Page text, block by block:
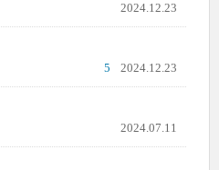
2024.12.23
2024.12.23
5
2024.07.11